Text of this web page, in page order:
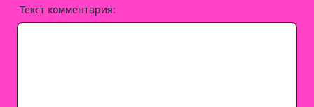
Текст комментария: